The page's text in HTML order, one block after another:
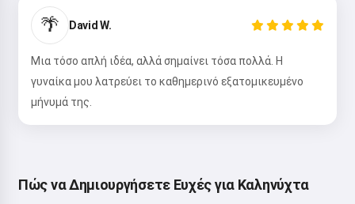
🌴 David W.
Μια τόσο απλή ιδέα, αλλά σημαίνει τόσα πολλά. Η
γυναίκα μου λατρεύει το καθημερινό εξατομικευμένο
μήνυμά της.
Πώς να Δημιουργήσετε Ευχές για Καληνύχτα